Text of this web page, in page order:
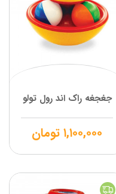
جغجغه راک اند رول تولو
۱,۱۰۰,۰۰۰تومان